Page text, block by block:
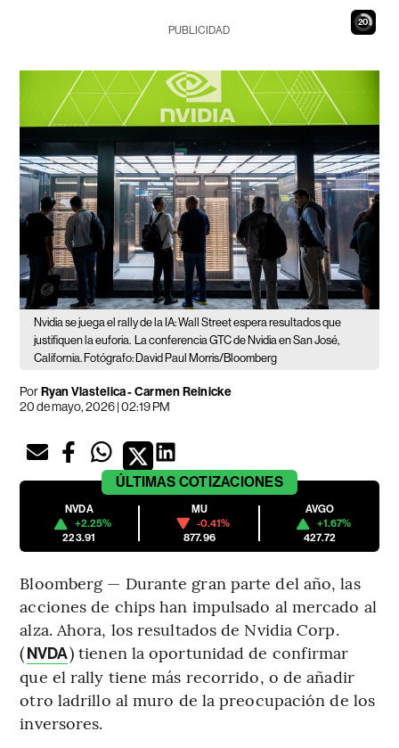
19
PUBLICIDAD
Nvidia se juega el rally de la IA: Wall Street espera resultados que
justifiquen la euforia. La conferencia GTC de Nvidia en San José,
California. Fotógrafo: David Paul Morris/Bloomberg
PorRyan Vlastelica - Carmen Reinicke
20 de mayo, 2026 | 02:19 PM
ÚLTIMAS COTIZACIONES
NVDA
+2.25%
223.91
MU
-0.41%
877.96
AVGO
+1.67%
427.72
Bloomberg — Durante gran parte del año, las
acciones de chips han impulsado al mercado al
alza. Ahora, los resultados de Nvidia Corp.
(NVDA) tienen la oportunidad de confirmar
que el rally tiene más recorrido, o de añadir
otro ladrillo al muro de la preocupación de los
inversores.